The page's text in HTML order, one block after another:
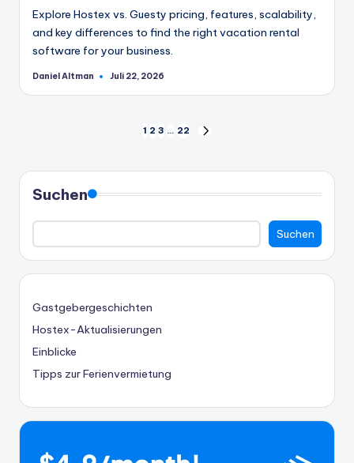
Explore Hostex vs. Guesty pricing, features, scalability,
and key differences to find the right vacation rental
software for your business.
Geschrieben
Daniel Altman Juli 22, 2026
Seitennummerierung
der
Beiträge
1 2 3 … 22
Suchen
Suchen
Gastgebergeschichten
Hostex-Aktualisierungen
Einblicke
Tipps zur Ferienvermietung